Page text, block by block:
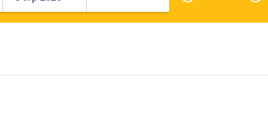
Turkish